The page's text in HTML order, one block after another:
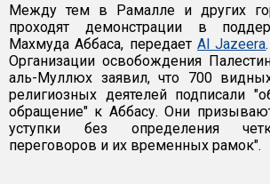
Между тем в Рамалле и других
проходят демонстрации в
Махмуда Аббаса, передает Al Jazeera
Организации освобождения
аль-Муллюх заявил, что 700
религиозных деятелей подписали
обращение" к Аббасу. Они
уступки без определения
переговоров и их временных рамок".